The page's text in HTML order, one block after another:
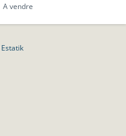
A vendre
Estatik